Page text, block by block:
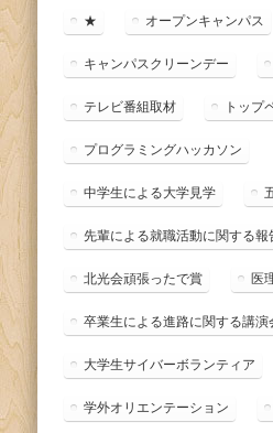
ー ★ オープンキャンパス
キャンパスクリーンデー
テレビ番組取材 トップ
プログラミングハッカソン
中学生による大学見学
先輩による就職活動に関する報
北光会頑張ったで賞 医
卒業生による進路に関する講演
大学生サイバーボランティア
学外オリエンテーション